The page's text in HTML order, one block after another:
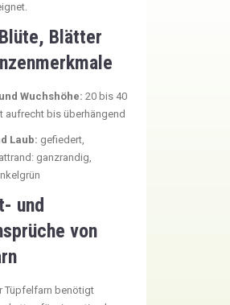
Blätter
Wuchshöhe: 20 bis 40
aufrecht bis überhängend
Laub: gefiedert,
ganzrandig,
und
von
Tüpfelfarn benötigt